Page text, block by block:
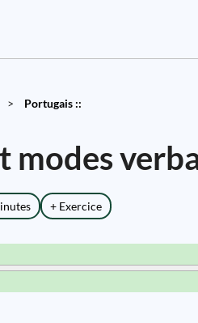
> Portugais ::
modes
+ Exercice